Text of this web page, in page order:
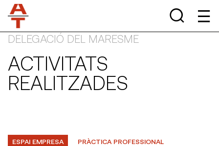
DELEGACIÓ DEL MARESME
ACTIVITATS
REALITZADES
ESPAI EMPRESA PRÀCTICA PROFESSIONAL